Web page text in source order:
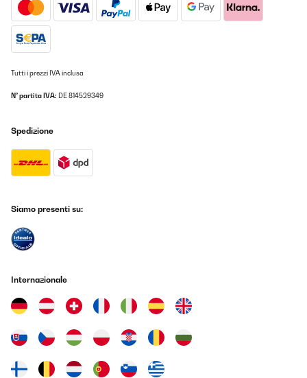
Tutti i prezzi IVA inclusa
N° partita IVA: DE 814529349
Spedizione
Siamo presenti su:
Internazionale